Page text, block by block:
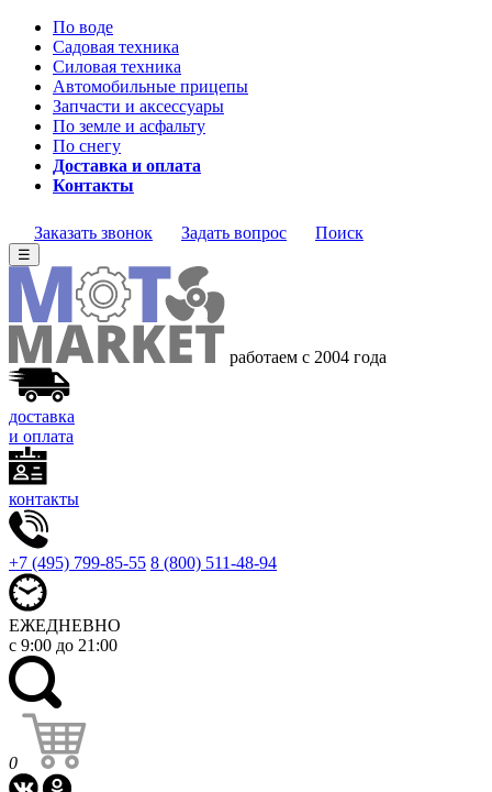
По воде
Садовая техника
Силовая техника
Автомобильные прицепы
Запчасти и аксессуары
По земле и асфальту
По снегу
Доставка и оплата
Контакты
Заказать звонок Задать вопрос Поиск
☰
работаем с 2004 года
доставка
и оплата
контакты
+7 (495) 799-85-55 8 (800) 511-48-94
ЕЖЕДНЕВНО
с 9:00 до 21:00
0